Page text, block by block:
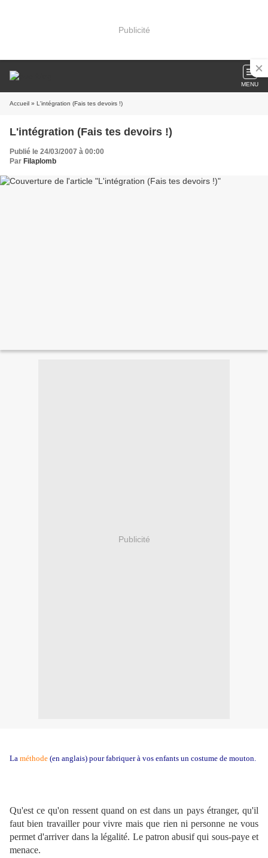
Publicité
MENU
Accueil » L'intégration (Fais tes devoirs !)
L'intégration (Fais tes devoirs !)
Publié le 24/03/2007 à 00:00
Par Filaplomb
Publicité
La méthode (en anglais) pour fabriquer à vos enfants un costume de mouton.
Qu'est ce qu'on ressent quand on est dans un pays étranger, qu'il
faut bien travailler pour vivre mais que rien ni personne ne vous
permet d'arriver dans la légalité. Le patron abusif qui sous-paye et
menace.